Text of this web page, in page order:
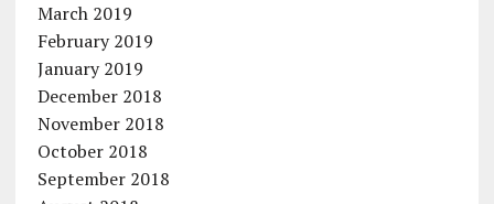
March 2019
February 2019
January 2019
December 2018
November 2018
October 2018
September 2018